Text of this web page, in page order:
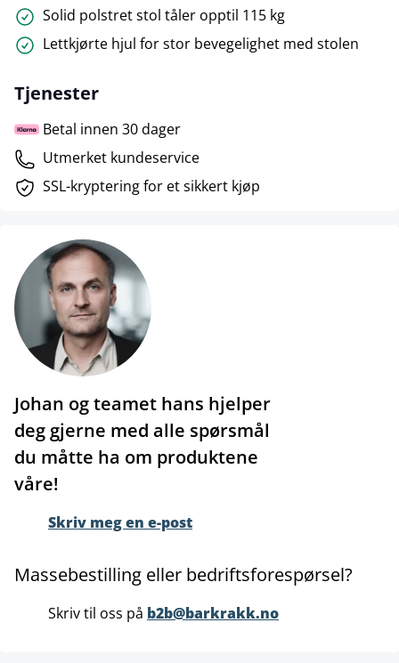
Solid polstret stol tåler opptil 115 kg
Lettkjørte hjul for stor bevegelighet med stolen
Tjenester
Betal innen 30 dager
Utmerket kundeservice
SSL-kryptering for et sikkert kjøp
Johan og teamet hans hjelper
deg gjerne med alle spørsmål
du måtte ha om produktene
våre!
Skriv meg en e-post
Massebestilling eller bedriftsforespørsel?
Skriv til oss på b2b@barkrakk.no